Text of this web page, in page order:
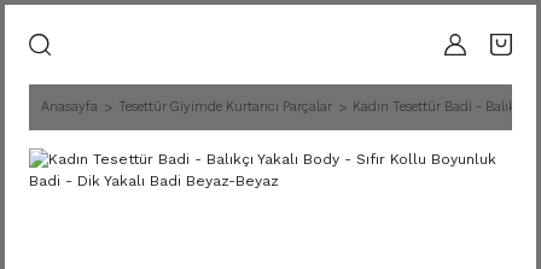
Anasayfa Tesettür Giyimde Kurtarıcı Parçalar Kadın Tesettür Badi - Balıkçı